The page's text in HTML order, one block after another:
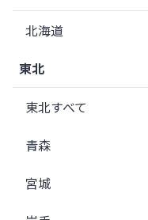
北海道
東北
東北すべて
青森
宮城